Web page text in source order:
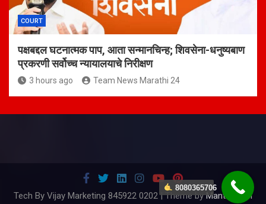
COURT
पक्षबद्दल घटनात्मक पाप, आता सन्मानचिन्ह; शिवसेना-धनुष्यबाण
प्रकरणी सर्वोच्च न्यायालयाचे निरीक्षण
3 hours ago Team News Marathi 24
Tech By Vijay Marketing 845922 0202 | Theme byMantrabrain
8080365706